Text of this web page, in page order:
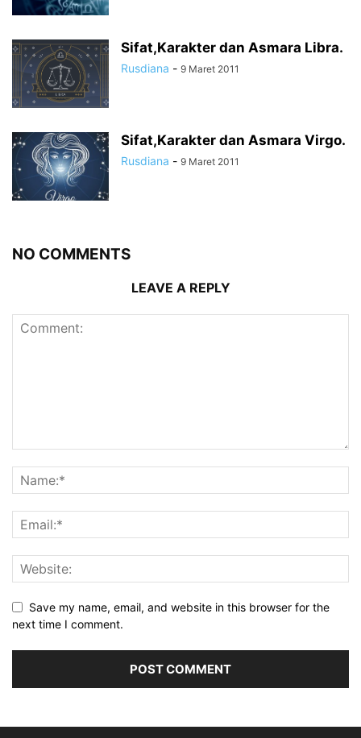
Sifat,Karakter dan Asmara Libra.
Rusdiana - 9 Maret 2011
Sifat,Karakter dan Asmara Virgo.
Rusdiana - 9 Maret 2011
NO COMMENTS
LEAVE A REPLY
Save my name, email, and website in this browser for the
next time I comment.